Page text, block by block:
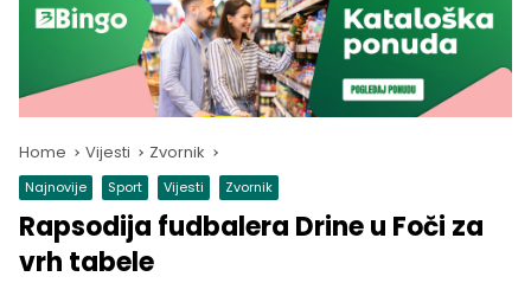
Home Vijesti Zvornik
Najnovije Sport Vijesti Zvornik
Rapsodija fudbalera Drine u Foči za
vrh tabele